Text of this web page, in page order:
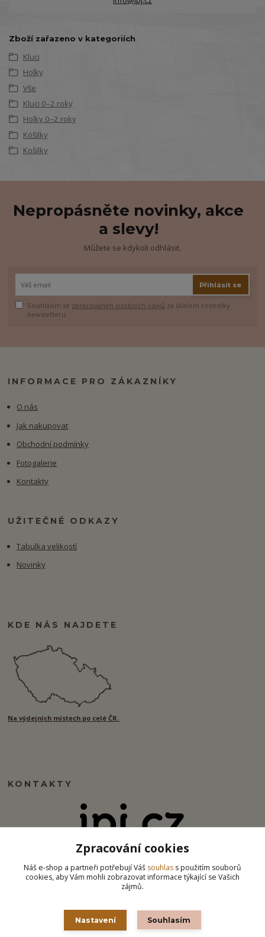
Zboží zařazeno v kategoriích
Kluci
Holky
Vše
Kluci 0–2 roky
Holky 0–2 roky
Košilky
Košilky
Nepropásněte novinky, akce
a slevy!
Můžete se kdykoli odhlásit.
Přihlásit se
Souhlasím se zpracováním osobních údajů za účelem rozesílky
newsletteru.
INFORMACE PRO ZÁKAZNÍKY
O nás
Jak nakupovat
Obchodní podmínky
Fotogalerie
Kontakty
UŽITEČNÉ ODKAZY
Tabulka velikostí
Novinky
KDE NÁS NAJDETE
Na výdejních místech po celé ČR.
KONTAKTY
info@ipj.cz
Zpracování cookies
Náš e-shop a partneři potřebují Váš souhlas s použitím souborů
cookies, aby Vám mohli zobrazovat informace týkající se Vašich
zájmů.
Nastavení Souhlasím